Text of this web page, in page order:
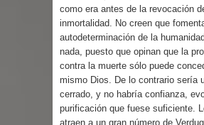
como era antes de la revocación
inmortalidad. No creen que
autodeterminación de la
nada, puesto que opinan que la
contra la muerte sólo puede
mismo Dios. De lo contrario sería
cerrado, y no habría confianza,
purificación que fuese suficiente.
atraen a un gran número de